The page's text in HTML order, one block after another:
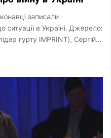
записали
ситуації в Україні. Джерело:
гурту IMPRINT), Сергій…